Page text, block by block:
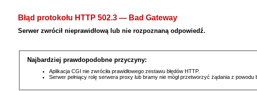
Błąd protokołu HTTP 502.3 — Bad Gateway
Serwer zwrócił nieprawidłową lub nie rozpoznaną odpowiedź.
Najbardziej prawdopodobne przyczyny:
Aplikacja CGI nie zwróciła prawidłowego zestawu błędów HTTP.
Serwer pełniący rolę serwera proxy lub bramy nie mógł przetworzyć żądania z powodu